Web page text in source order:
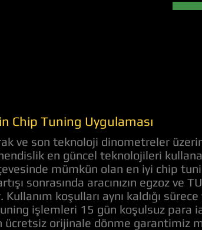
Chip Tuning Uygulaması
ve son teknoloji dinometreler
en güncel teknolojileri
mümkün olan en iyi chip
sonrasında aracınızın egzoz ve
koşulları aynı kaldığı
işlemleri 15 gün koşulsuz para
ücretsiz orijinale dönme garantimiz